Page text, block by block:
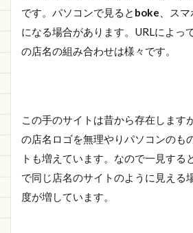
です。パソコンで見ると boke 、ス
になる場合があります。URLによっ
の店名の組み合わせは様々です。
この手のサイトは昔から存在します
の店名ロゴを無理やりパソコンのも
トも増えています。なので一見する
で同じ店名のサイトのように見える
度が増しています。